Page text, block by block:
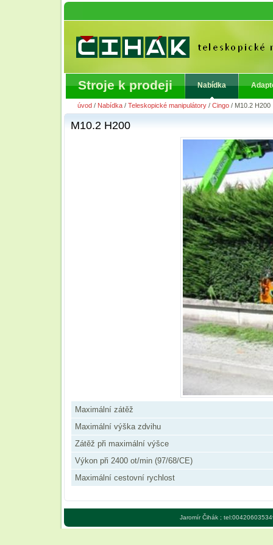
Stroje k prodeji Nabídka
úvod / Nabídka / Teleskopické manipulátory / Cingo / M10.2 H200
M10.2 H200
Maximální zátěž
Maximální výška zdvihu
Zátěž při maximální výšce
Výkon při 2400 ot/min (97/68/CE)
Maximální cestovní rychlost
Jaromír Čihák ;